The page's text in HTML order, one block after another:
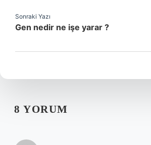
Sonraki Yazı
Gen nedir ne işe yarar ?
8 YORUM